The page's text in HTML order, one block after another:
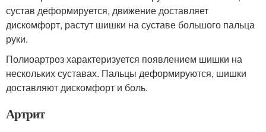
сустав деформируется, движение доставляет
дискомфорт, растут шишки на суставе большого пальца
руки.
Полиоартроз характеризуется появлением шишки на
нескольких суставах. Пальцы деформируются, шишки
доставляют дискомфорт и боль.
Артрит